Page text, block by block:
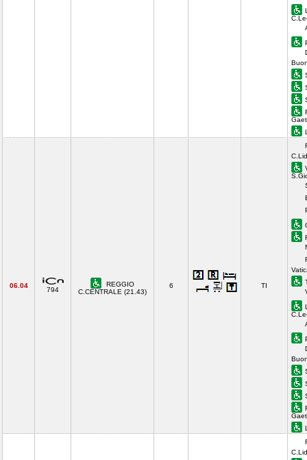
06.04
794
REGGIO
C.CENTRALE (21.43)
6 TI